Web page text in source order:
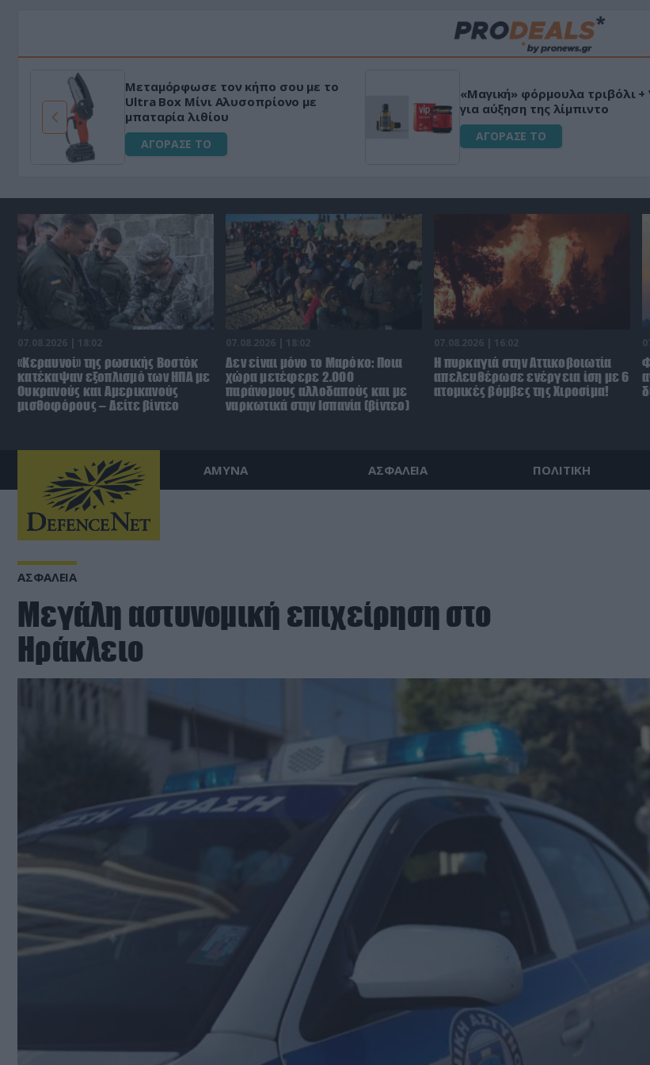
Μεταμόρφωσε τον κήπο σου με το
Ultra Box Μίνι Αλυσοπρίονο με
μπαταρία λιθίου
ΑΓΟΡΑΣΕ ΤΟ
«Μαγική» φόρμουλα τριβόλι +
για αύξηση της λίμπιντο
ΑΓΟΡΑΣΕ ΤΟ
07.08.2026 | 18:02
«Κεραυνοί» της ρωσικής Βοστόκ
κατέκαψαν εξοπλισμό των ΗΠΑ με
Ουκρανούς και Αμερικανούς
μισθοφόρους – Δείτε βίντεο
07.08.2026 | 18:02
Δεν είναι μόνο το Μαρόκο: Ποια
χώρα μετέφερε 2.000
παράνομους αλλοδαπούς και με
ναρκωτικά στην Ισπανία (βίντεο)
07.08.2026 | 16:02
Η πυρκαγιά στην Αττικοβοιωτία
απελευθέρωσε ενέργεια ίση με 6
ατομικές βόμβες της Χιροσίμα!
ΑΜΥΝΑ ΑΣΦΑΛΕΙΑ ΠΟΛΙΤΙΚΗ
ΑΣΦΑΛΕΙΑ
Μεγάλη αστυνομική επιχείρηση στο
Ηράκλειο